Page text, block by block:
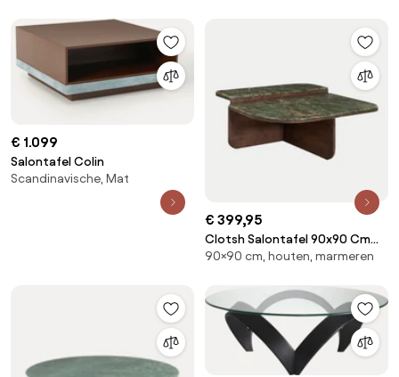
€ 1.099
Salontafel Colin
Scandinavische, Mat
€ 399,95
Clotsh Salontafel 90x90 Cm
Van Natuursteen En Mangohout
90×90 cm, houten, marmeren